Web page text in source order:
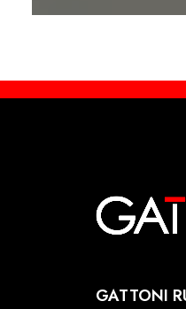
GATTONI